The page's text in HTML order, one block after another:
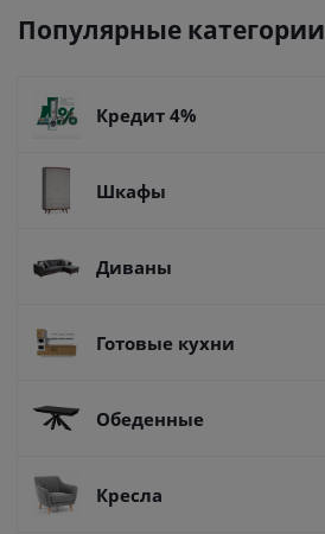
Популярные категории
Кредит 4%
Шкафы
Диваны
Готовые кухни
Обеденные
Кресла